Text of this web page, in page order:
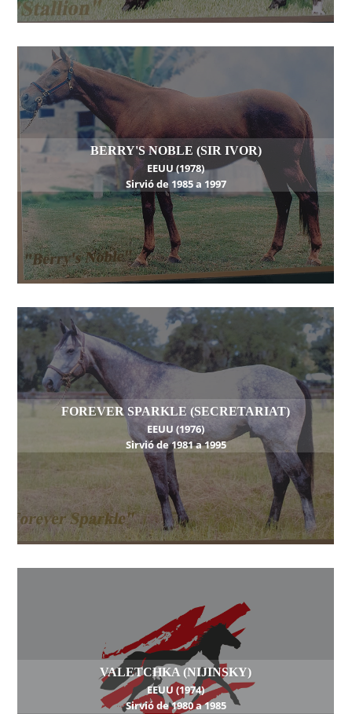
BERRY'S NOBLE (SIR IVOR)
EEUU (1978)
Sirvió de 1985 a 1997
FOREVER SPARKLE (SECRETARIAT)
EEUU (1976)
Sirvió de 1981 a 1995
VALETCHKA (NIJINSKY)
EEUU (1974)
Sirvió de 1980 a 1985